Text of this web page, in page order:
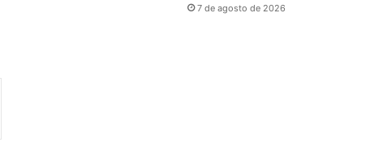
7 de agosto de 2026